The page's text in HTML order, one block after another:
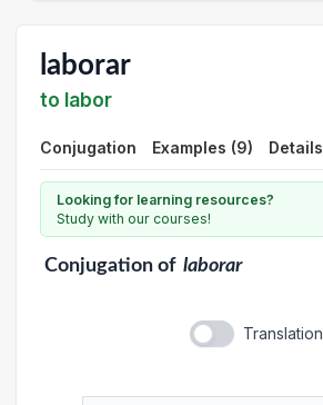
laborar
to labor
Conjugation Examples (9) Details
Looking for learning resources?
Study with our courses!
Conjugationof laborar
Translation